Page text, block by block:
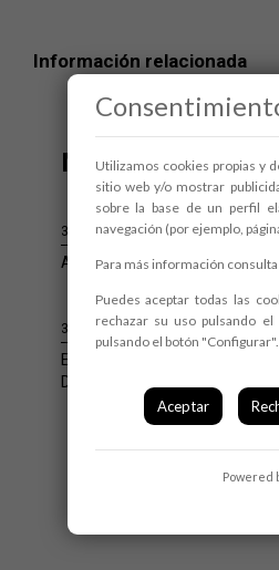
Información relacionada
Más noticias
30 de marzo de 2026
Arranca #DanzaaEscena2026
31 de marzo de 2025
El 4 de abril arranca la XVI
Danza a Escena, 2025
+
Utilizamos cookies propias y
sitio web y/o mostrar
sobre la base de un perfil
navegación (por ejemplo,
Para más información consulta
Puedes aceptar todas las
rechazar su uso pulsando
pulsando el botón "Configurar".
Aceptar
Powered